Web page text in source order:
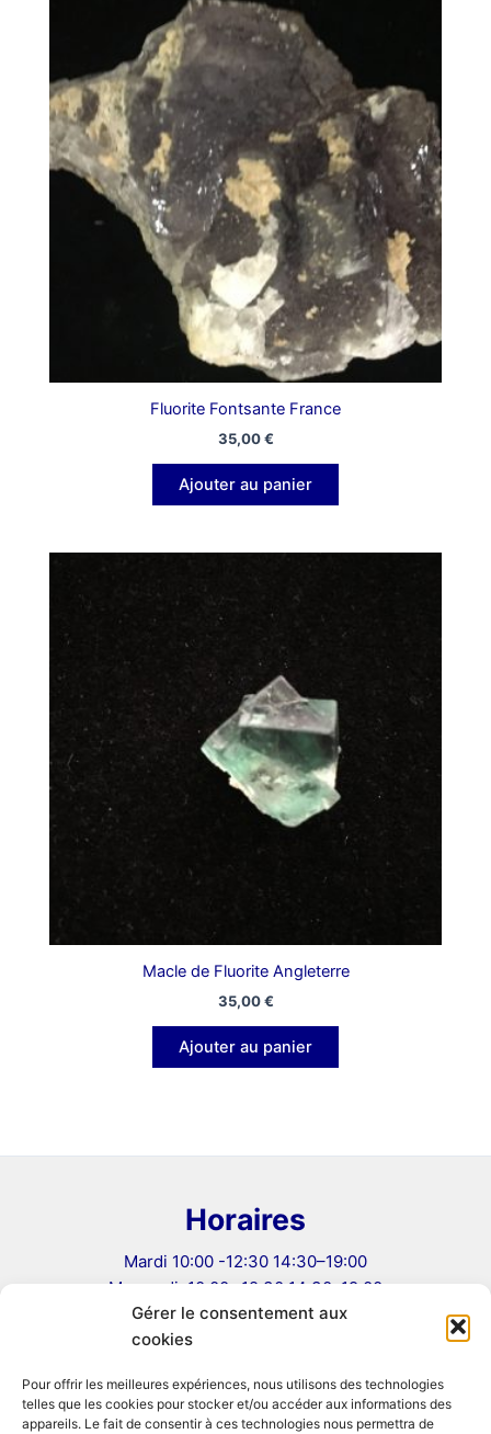
Gérer le consentement aux
cookies
Pour offrir les meilleures expériences, nous utilisons des technologies
telles que les cookies pour stocker et/ou accéder aux informations des
appareils. Le fait de consentir à ces technologies nous permettra de
Fluorite Fontsante France
35,00€
Ajouter au panier
Macle de Fluorite Angleterre
35,00€
Ajouter au panier
Horaires
Mardi 10:00 -12:30 14:30–19:00
Mercredi: 10:00 -12:30 14:30–19:00
Jeudi: 10:00 -12:30 14:30–19:00
Vendredi: 10:00 -12:30 14:30–19:00